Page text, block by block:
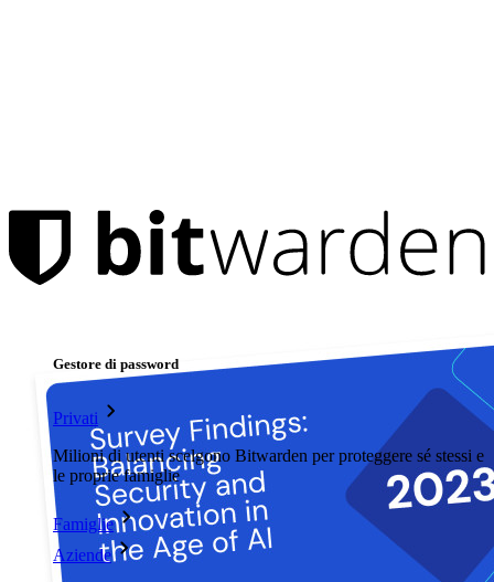
Gestore di password
Privati
Milioni di utenti scelgono Bitwarden per proteggere sé stessi e
le proprie famiglie
Famiglie
Aziende